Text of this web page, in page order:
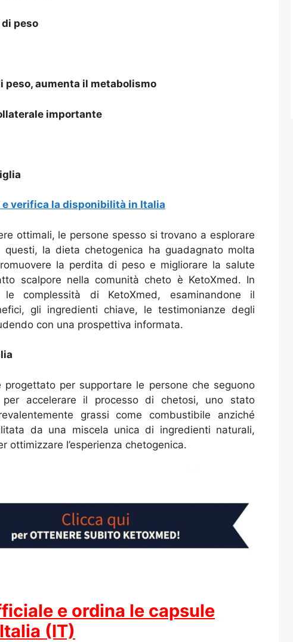
peso
aumenta il metabolismo
importante
e verifica la disponibilità in Italia
ottimali, le persone spesso si trovano a esplorare
la dieta chetogenica ha guadagnato molta
la perdita di peso e migliorare la salute
scalpore nella comunità cheto è KetoXmed. In
le complessità di KetoXmed, esaminandone il
gli ingredienti chiave, le testimonianze degli
con una prospettiva informata.
per supportare le persone che seguono
accelerare il processo di chetosi, uno stato
grassi come combustibile anziché
da una miscela unica di ingredienti naturali,
ottimizzare l’esperienza chetogenica.
e ordina le capsule
(IT)